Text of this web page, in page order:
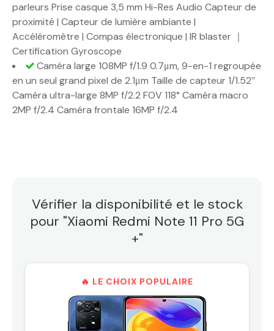
parleurs Prise casque 3,5 mm Hi-Res Audio Capteur de
proximité | Capteur de lumière ambiante |
Accéléromètre | Compas électronique | IR blaster ｜
Certification Gyroscope
Caméra large 108MP f/1.9 0.7μm, 9-en-1 regroupée
en un seul grand pixel de 2.1μm Taille de capteur 1/1.52″
Caméra ultra-large 8MP f/2.2 FOV 118° Caméra macro
2MP f/2.4 Caméra frontale 16MP f/2.4
Vérifier la disponibilité et le stock
pour "Xiaomi Redmi Note 11 Pro 5G
+"
🔥 LE CHOIX POPULAIRE